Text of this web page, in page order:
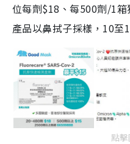
位每劑$18、每500劑/1箱
產品以鼻拭子採樣，10至
點